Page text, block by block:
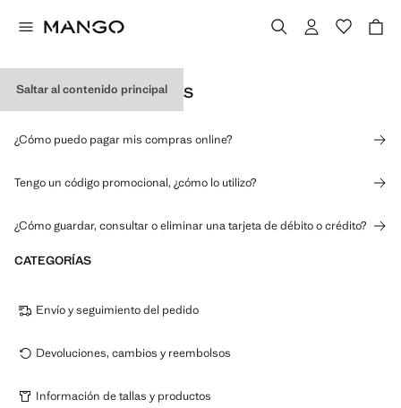
Saltar al contenido principal
PAGOS Y PROMOCIONES
¿Cómo puedo pagar mis compras online?
Tengo un código promocional, ¿cómo lo utilizo?
¿Cómo guardar, consultar o eliminar una tarjeta de débito o crédito?
CATEGORÍAS
Envío y seguimiento del pedido
Devoluciones, cambios y reembolsos
Información de tallas y productos